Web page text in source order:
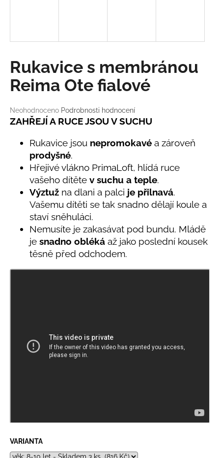
Průměrné
hodnocení
hvězdiček.
Neohodnoceno Podrobnosti hodnocení
Rukavice s membránou
Reima Ote fialové
ZAHŘEJÍ A RUCE JSOU V SUCHU
Rukavice jsou nepromokavé a zároveň
prodyšné.
Hřejivé vlákno PrimaLoft, hlídá ruce
vašeho dítěte v suchu a teple.
Výztuž na dlani a palci je přilnavá.
Vašemu dítěti se tak snadno dělají koule a
staví sněhuláci.
Nemusíte je zakasávat pod bundu. Mládě
je snadno obléká až jako poslední kousek
těsně před odchodem.
VARIANTA
D
o
p
o
u
č
LETNÍ
RYCHLESCHNOUCÍ
KALHOTY
TYRKYSOVÉ
KORÁLKY